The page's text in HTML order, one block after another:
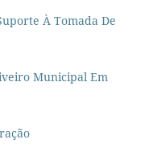
À Tomada De
Municipal Em